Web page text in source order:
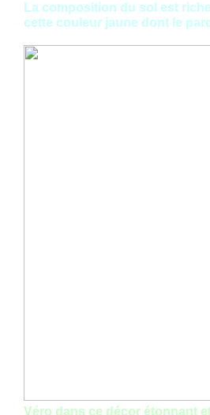
La composition du sol est
cette couleur jaune dont le
Véro dans ce décor étonnant